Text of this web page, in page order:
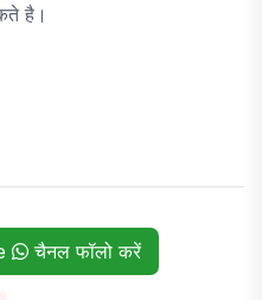
है।
चैनल फॉलो करें